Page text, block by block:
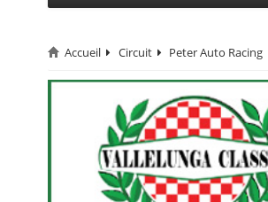
CIRCUIT
MONTAGNE
EVÈNEMENTS
Accueil Circuit Peter Auto Racing